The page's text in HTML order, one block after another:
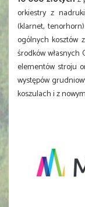
orkiestry z
(klarnet,
ogólnych kosztów
środków własnych
elementów stroju
występów
koszulach i z